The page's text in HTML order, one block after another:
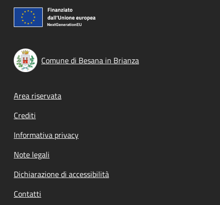
Comune di Besana in Brianza
Footer menu
Area riservata
Crediti
Informativa privacy
Note legali
Dichiarazione di accessibilità
Contatti